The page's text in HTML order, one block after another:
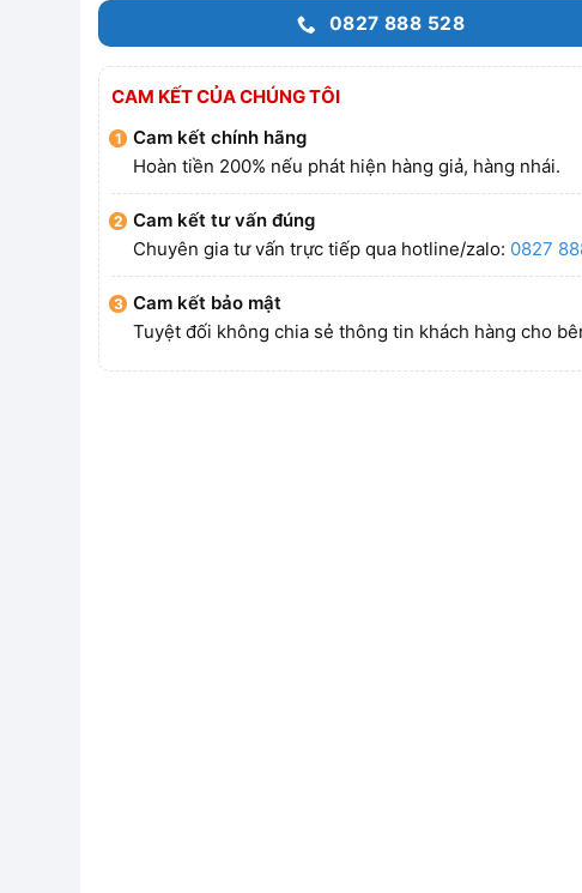
0827 888 528
CAM KẾT CỦA CHÚNG TÔI
Cam kết chính hãng
Hoàn tiền 200% nếu phát hiện hàng giả, hàng nhái.
Cam kết tư vấn đúng
Chuyên gia tư vấn trực tiếp qua hotline/zalo: 0827
Cam kết bảo mật
Tuyệt đối không chia sẻ thông tin khách hàng cho